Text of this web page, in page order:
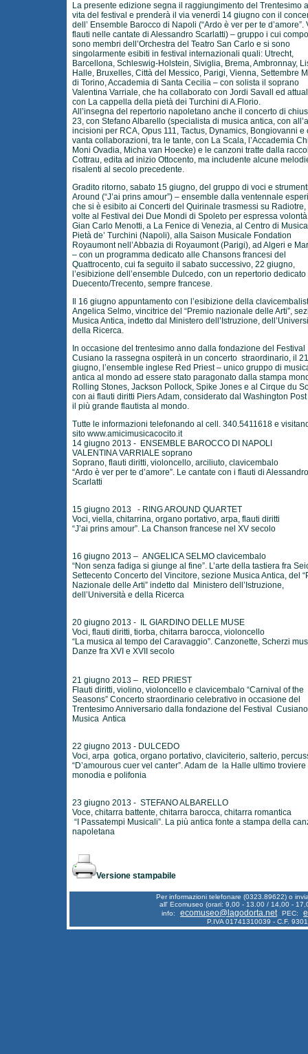
La presente edizione segna il raggiungimento del Trentesimo
vita del festival e prenderà il via venerdì 14 giugno con il
dell’ Ensemble Barocco di Napoli (“Ardo è ver per te d’amore”.
flauti nelle cantate di Alessandro Scarlatti) – gruppo i cui
sono membri dell’Orchestra del Teatro San Carlo e si sono
singolarmente esibiti in festival internazionali quali: Utrecht,
Barcellona, Schleswig-Holstein, Siviglia, Brema, Ambronnay,
Halle, Bruxelles, Città del Messico, Parigi, Vienna, Settembre
di Torino, Accademia di Santa Cecilia – con solista il soprano
Valentina Varriale, che ha collaborato con Jordi Savall ed
con La cappella della pietà dei Turchini di A.Florio.
All’insegna del repertorio napoletano anche il concerto di
23, con Stefano Albarello (specialista di musica antica, con
incisioni per RCA, Opus 111, Tactus, Dynamics, Bongiovanni e
vanta collaborazioni, tra le tante, con La Scala, l’Accademia
Moni Ovadia, Micha van Hoecke) e le canzoni tratte dalla
Cottrau, edita ad inizio Ottocento, ma includente alcune
risalenti al secolo precedente.
Gradito ritorno, sabato 15 giugno, del gruppo di voci e
Around (“J’ai prins amour”) – ensemble dalla ventennale
che si è esibito ai Concerti del Quirinale trasmessi su Radiotre,
volte al Festival dei Due Mondi di Spoleto per espressa
Gian Carlo Menotti, a La Fenice di Venezia, al Centro di
Pietà de’ Turchini (Napoli), alla Saison Musicale Fondation
Royaumont nell’Abbazia di Royaumont (Parigi), ad Algeri e
– con un programma dedicato alle Chansons francesi del
Quattrocento, cui fa seguito il sabato successivo, 22 giugno,
l’esibizione dell’ensemble Dulcedo, con un repertorio dedicato
Duecento/Trecento, sempre francese.
Il 16 giugno appuntamento con l’esibizione della
Angelica Selmo, vincitrice del “Premio nazionale delle Arti”,
Musica Antica, indetto dal Ministero dell’Istruzione,
della Ricerca.
In occasione del trentesimo anno dalla fondazione del Festival
Cusiano la rassegna ospiterà in un concerto straordinario, il 21
giugno, l’ensemble inglese Red Priest – unico gruppo di
antica al mondo ad essere stato paragonato dalla stampa
Rolling Stones, Jackson Pollock, Spike Jones e al Cirque du
con ai flauti diritti Piers Adam, considerato dal Washington
il più grande flautista al mondo.
Tutte le informazioni telefonando al cell. 340.5411618 e
sito www.amicimusicacocito.it
14 giugno 2013 - ENSEMBLE BAROCCO DI NAPOLI
VALENTINA VARRIALE soprano
Soprano, flauti diritti, violoncello, arciliuto, clavicembalo
“Ardo è ver per te d’amore”. Le cantate con i flauti di Alessandro
Scarlatti
15 giugno 2013 - RING AROUND QUARTET
Voci, viella, chitarrina, organo portativo, arpa, flauti diritti
“J’ai prins amour”. La Chanson francese nel XV secolo
16 giugno 2013 – ANGELICA SELMO clavicembalo
“Non senza fadiga si giunge al fine”. L’arte della tastiera fra
Settecento Concerto del Vincitore, sezione Musica Antica, del
Nazionale delle Arti” indetto dal Ministero dell’Istruzione,
dell’Università e della Ricerca
20 giugno 2013 - IL GIARDINO DELLE MUSE
Voci, flauti diritti, tiorba, chitarra barocca, violoncello
“La musica al tempo del Caravaggio”. Canzonette, Scherzi
Danze fra XVI e XVII secolo
21 giugno 2013 – RED PRIEST
Flauti diritti, violino, violoncello e clavicembalo “Carnival of the
Seasons” Concerto straordinario celebrativo in occasione del
Trentesimo Anniversario dalla fondazione del Festival
Musica Antica
22 giugno 2013 - DULCEDO
Voci, arpa gotica, organo portativo, claviciterio, salterio,
“D’amourous cuer vel canter”. Adam de la Halle ultimo troviere
monodia e polifonia
23 giugno 2013 - STEFANO ALBARELLO
Voce, chitarra battente, chitarra barocca, chitarra romantica
“I Passatempi Musicali”. La più antica fonte a stampa della
napoletana
Versione stampabile
Per informazioni telefonare (0323.89622) o
all' Ecomuseo (orari: 9,00 - 13.00 / 14,00 -
info:
ecomuseo@lagodorta.net PEC:
P.IVA 01741310039 - C.F.